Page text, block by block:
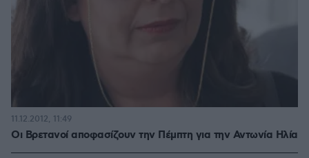
Οι Βρετανοί αποφασίζουν την Πέμπτη για την Αντωνία Ηλία
11.12.2012, 11:49